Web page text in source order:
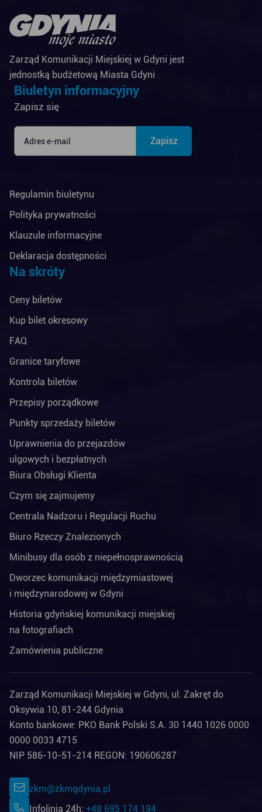
Zarząd Komunikacji Miejskiej w Gdyni jest
jednostką budżetową Miasta Gdyni
Biuletyn informacyjny
Zapisz się
Regulamin biuletynu
Polityka prywatności
Klauzule informacyjne
Deklaracja dostępności
Na skróty
Ceny biletów
Kup bilet okresowy
FAQ
Granice taryfowe
Kontrola biletów
Przepisy porządkowe
Punkty sprzedaży biletów
Uprawnienia do przejazdów
ulgowych i bezpłatnych
Biura Obsługi Klienta
Czym się zajmujemy
Centrala Nadzoru i Regulacji Ruchu
Biuro Rzeczy Znalezionych
Minibusy dla osób z niepełnosprawnością
Dworzec komunikacji międzymiastowej
i międzynarodowej w Gdyni
Historia gdyńskiej komunikacji miejskiej
na fotografiach
Zamówienia publiczne
Zarząd Komunikacji Miejskiej w Gdyni, ul. Zakręt do
Oksywia 10, 81-244 Gdynia
Konto bankowe: PKO Bank Polski S.A. 30 1440 1026 0000
0000 0033 4715
NIP 586-10-51-214 REGON: 190606287
zkm@zkmgdynia.pl
Infolinia 24h: +48 695 174 194